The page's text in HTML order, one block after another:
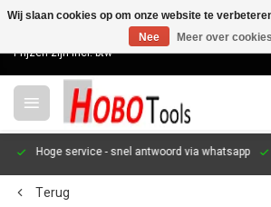
Prijzen zijn incl. btw
Hoge service- snel antwoord via whatsapp
Terug
Wij slaan cookies op om onze website te
Nee
Meer over